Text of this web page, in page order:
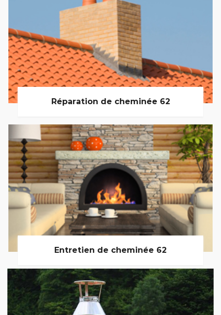
Réparation de cheminée 62
Entretien de cheminée 62